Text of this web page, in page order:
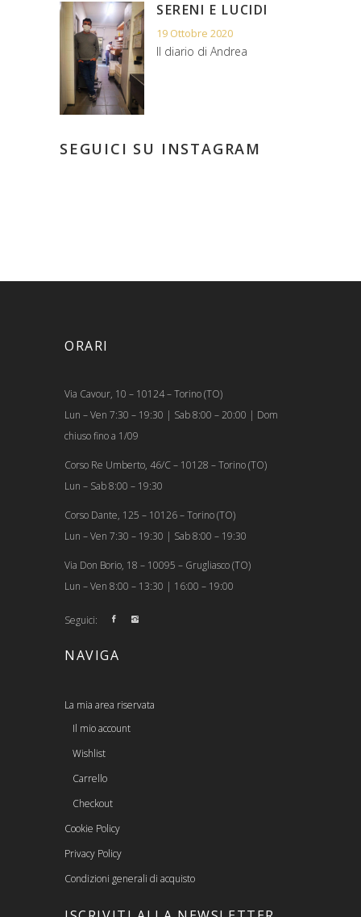
SERENI E LUCIDI
19 Ottobre 2020
Il diario di Andrea
SEGUICI SU INSTAGRAM
ORARI
Via Cavour, 10 – 10124 – Torino (TO)
Lun – Ven 7:30 – 19:30 | Sab 8:00 – 20:00 | Dom
chiuso fino a 1/09
Corso Re Umberto, 46/C – 10128 – Torino (TO)
Lun – Sab 8:00 – 19:30
Corso Dante, 125 – 10126 – Torino (TO)
Lun – Ven 7:30 – 19:30 | Sab 8:00 – 19:30
Via Don Borio, 18 – 10095 – Grugliasco (TO)
Lun – Ven 8:00 – 13:30 | 16:00 – 19:00
Seguici:
NAVIGA
La mia area riservata
Il mio account
Wishlist
Carrello
Checkout
Cookie Policy
Privacy Policy
Condizioni generali di acquisto